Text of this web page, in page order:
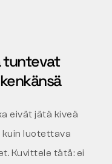
tuntevat
eivät jätä kiveä
kuin luotettava
Kuvittele tätä: ei